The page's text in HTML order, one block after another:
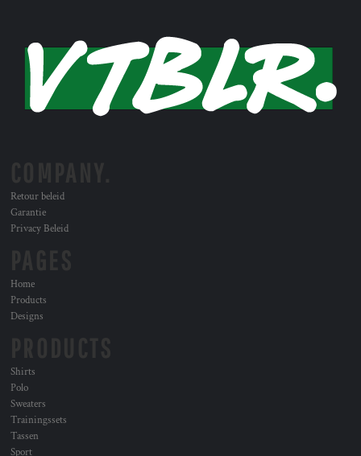
Retour beleid
Garantie
Privacy Beleid
Home
Products
Designs
Shirts
Polo
Sweaters
Trainingssets
Tassen
Sport